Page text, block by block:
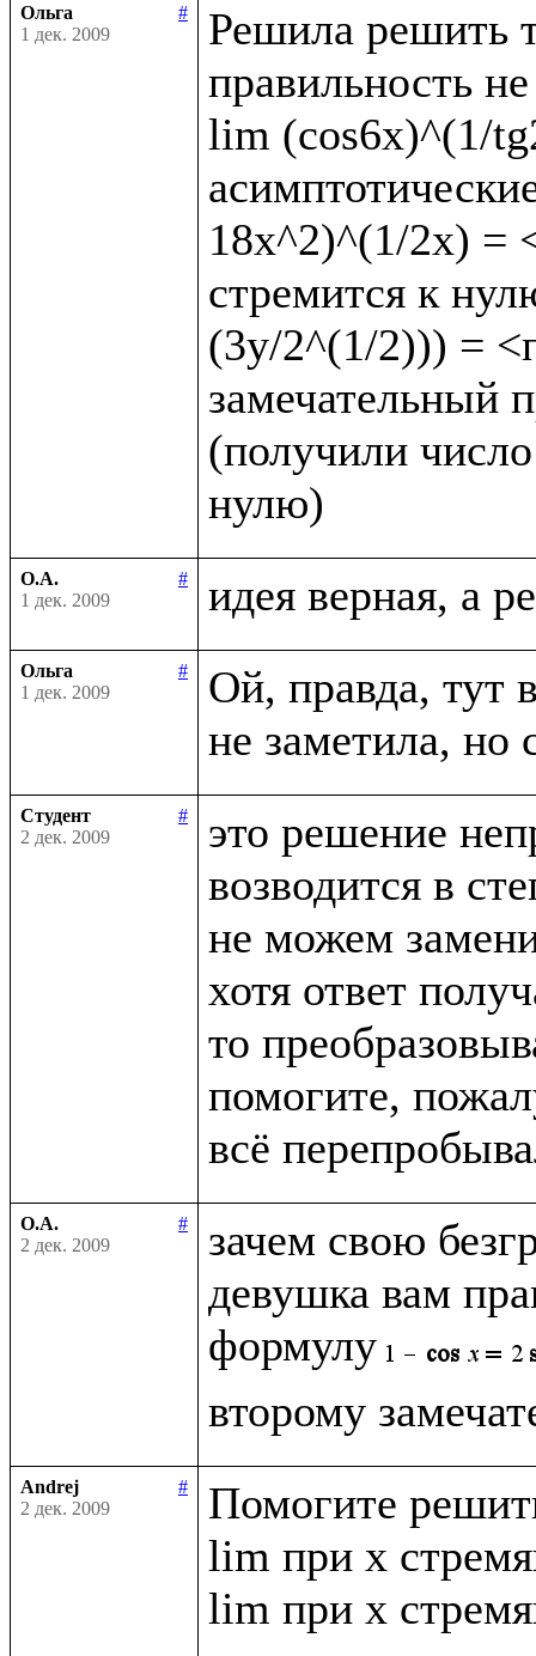
Ольга
#
1 дек. 2009
Решила решить
правильность
lim (cos6x)^(1/
18x^2)^(1/2x) =
стремится к
(3y/2^(1/2))) =
замечательный
(получили
О.А.
#
1 дек. 2009
Ольга
#
1 дек. 2009
Ой, правда, тут
Студент
#
2 дек. 2009
это решение
возводится в
не можем
хотя ответ
то
помогите,
О.А.
#
2 дек. 2009
зачем свою
девушка вам
формулу
Andrej
#
2 дек. 2009
Помогите
lim при x